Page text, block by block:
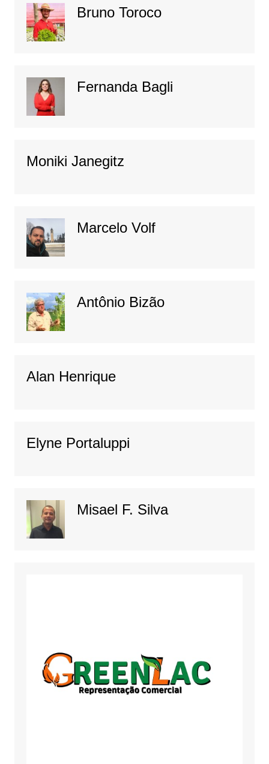
Bruno Toroco
Fernanda Bagli
Moniki Janegitz
Marcelo Volf
Antônio Bizão
Alan Henrique
Elyne Portaluppi
Misael F. Silva